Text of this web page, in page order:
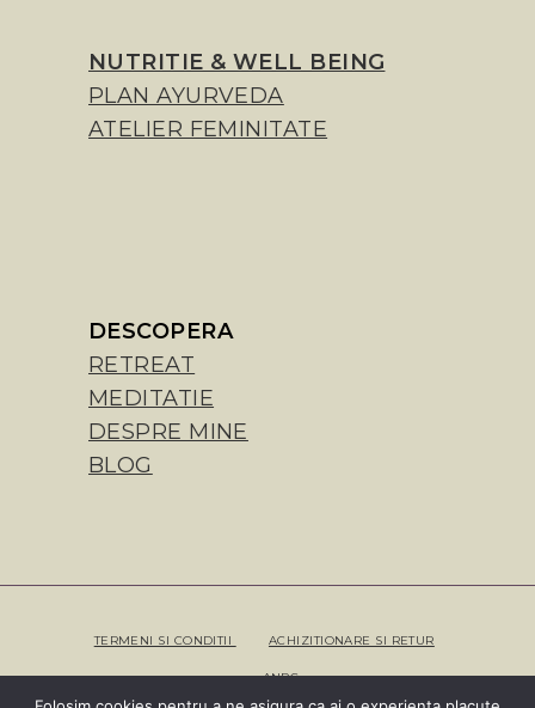
NUTRITIE & WELL BEING
PLAN AYURVEDA
ATELIER FEMINITATE
DESCOPERA
RETREAT
MEDITATIE
DESPRE MINE
BLOG
TERMENI SI CONDITII ACHIZITIONARE SI RETUR
ANPC